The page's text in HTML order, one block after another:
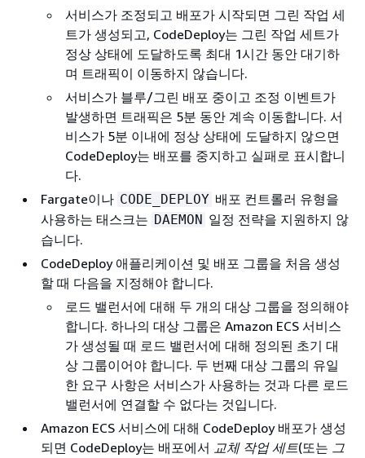
서비스가 조정되고 배포가 시작되면 그린 작업 세
트가 생성되고, CodeDeploy는 그린 작업 세트가
정상 상태에 도달하도록 최대 1시간 동안 대기하
며 트래픽이 이동하지 않습니다.
서비스가 블루/그린 배포 중이고 조정 이벤트가
발생하면 트래픽은 5분 동안 계속 이동합니다. 서
비스가 5분 이내에 정상 상태에 도달하지 않으면
CodeDeploy는 배포를 중지하고 실패로 표시합니
다.
Fargate이나 CODE_DEPLOY 배포 컨트롤러 유형을
사용하는 태스크는 DAEMON 일정 전략을 지원하지 않
습니다.
CodeDeploy 애플리케이션 및 배포 그룹을 처음 생성
할 때 다음을 지정해야 합니다.
로드 밸런서에 대해 두 개의 대상 그룹을 정의해야
합니다. 하나의 대상 그룹은 Amazon ECS 서비스
가 생성될 때 로드 밸런서에 대해 정의된 초기 대
상 그룹이어야 합니다. 두 번째 대상 그룹의 유일
한 요구 사항은 서비스가 사용하는 것과 다른 로드
밸런서에 연결할 수 없다는 것입니다.
Amazon ECS 서비스에 대해 CodeDeploy 배포가 생성
되면 CodeDeploy는 배포에서 교체 작업 세트(또는 그